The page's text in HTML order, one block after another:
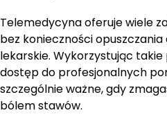
Telemedycyna oferuje wiele
bez konieczności
lekarskie. Wykorzystując
dostęp do profesjonalnych
szczególnie ważne, gdy
bólem stawów.